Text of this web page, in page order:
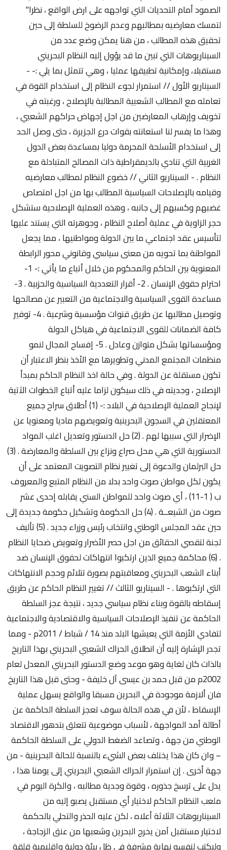
الصمود أمام التحديات التي تواجهه على ارض الواقع ، نظرا"
لتمسك معارضيه بمطالبهم وعدم الرضوخ للسلطة إلى حين
تحقيق هذه المطالب ، من هنا يمكن وضع عدد من
السيناريوهات التي تبين ما قد يؤول إليه النظام البحريني
مستقبلا، وإمكانية تطبيقها عمليا ، وهي تتمثل بما يلي :- -
السيناريو الأول // استمرار لجوء النظام إلى استخدام القوة في
تعامله مع المطالب الشعبية المطالبة بالإصلاح ، ورغبته في
تخويف وإرهاب المعارضين من اجل إجهاض حراكهم الشعبي ،
وهذا ما يفسر لنا استعانته بقوات درع الجزيرة ، حتى وصل الحد
إلى استخدام الأسلحة المحرمة دوليا بمساعدة بعض الدول
الغربية التي تنادي بالديمقراطية ذات المصالح المتبادلة مع
النظام . - السيناريو الثاني // خضوع النظام لمطالب معارضيه
وقيامه بالإصلاحات السياسية المطالب بها من اجل امتصاص
غضبهم وكسبهم إلى جانبه ، وهذه العملية الإصلاحية ستشكل
حجر الزاوية في عملية أصلاح النظام ، وجوهرته التي يستند عليها
لتأسيس عقد اجتماعي ما بين الدولة ومواطنيها ، مما يجعل
المواطنة بما تحويه من معنى سياسي وقانوني محور الرابطة
المعنوية بين الحاكم والمحكوم من خلال أتباع ما يأتي :- 1-
احترام حقوق الإنسان . 2- أقرار التعددية السياسية والحزبية . 3-
مساعدة القوى السياسية والاجتماعية من التعبير عن مصالحها
وتوصيل مطالبها عن طريق قنوات مؤسسية وشرعية . 4- توفير
كافة الضمانات للقوى الاجتماعية في هياكل الدولة
ومؤسساتها بشكل متوازن وعادل . 5- إفساح المجال لنمو
منظمات المجتمع المدني وتطويرها مع الأخذ بنظر الاعتبار أن
تكون مستقلة عن الدولة . وفي حالة اخذ النظام الحاكم بمبدأ
الإصلاح ، وجديته في ذلك سيكون لزاما عليه أتباع الخطوات الآتية
لإنجاح العملية الإصلاحية في البلاد :- (1) أطلاق سراح جميع
المعتقلين في السجون البحرينية وتعويضهم ماديا ومعنويا عن
الإضرار التي سببها لهم . (2) حل الدستور وتعديل اغلب المواد
الدستورية التي هي محل صراع ونزاع بين السلطة والمعارضة . (3)
حل البرلمان والدعوة إلى تغيير نظام التصويت المعتمد على أن
يكون لكل مواطن صوت واحد بدلا من النظام المتبع والمعروف
ب ( 1-11) ، أي صوت واحد للمواطن السني يقابله إحدى عشر
صوت من الشيعــة . (4) حل الحكومة وتشكيل حكومة جديدة إلى
حين عقد المجلس الوطني وانتخاب رئيس وزراء جديد . (5) تأليف
لجنة لتقصي الحقائق من اجل حصر الأضرار وتعويض ضحايا النظام
. (6) محاكمة جميع الذين ارتكبوا انتهاكات لحقوق الإنسان ضد
أبناء الشعب البحريني ومعاقبتهم بصورة تتلائم وحجم الانتهاكات
التي ارتكبوها . - السيناريو الثالث // تغيير النظام الحاكم عن طريق
إسقاطه بالقوة وبناء نظام سياسي جديد ، نتيجة عجز السلطة
الحاكمة عن تنفيذ الإصلاحات السياسية والاقتصادية والاجتماعية
لتفادي الأزمة التي يعيشها البلد منذ 14 / شباط / 2011م - ومما
تجدر الإشارة إليه أن انطلاق الحراك الشعبي البحريني بهذا التاريخ
بالذات كان لغاية وهو موعد وضع الدستور البحريني المعدل لعام
2002م من قبل حمد بن عيسى آل خليفة - وحتى قبل هذا التاريخ
فان ألازمة موجودة في البحرين مسبقا والواقع يسهل عملية
الإسقاط ، لأن في هذه الحالة سوف تعجز السلطة الحاكمة عن
أطالة أمد المواجهة ، لأسباب موضوعية تتعلق بتدهور الاقتصاد
الوطني من جهة ، وتصاعد الضغط الدولي على السلطة الحاكمة
– وان كان هذا يختلف بعض الشيء بالنسبة للحالة البحرينية - من
جهة أخرى . إن استمرار الحراك الشعبي البحريني إلى يومنا هذا ،
يدل على ترسخ جذوره ، وقوة وجدية مطالبه ، والكرة اليوم في
ملعب النظام الحاكم لاختيار أي مستقبل يصبو إليه من
السيناريوهات الثلاثة أعلاه ، لكن عليه الحذر والتحلي بالحكمة
لاختيار مستقبل آمن يخرج البحرين وشعبها من عنق الزجاجة ،
وليكتب لنفسه نهاية مشرفة في ظل بيئة دولية وإقليمية قلقة